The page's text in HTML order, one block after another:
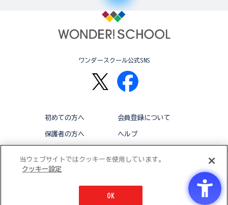
ワンダースクール公式SNS
初めての方へ 会員登録について
保護者の方へ ヘルプ
© BANDAI CO.,LTD 2015 ALL RIGHTS RESERVED
当ウェブサイトではクッキーを使用しています。
クッキー設定
OK